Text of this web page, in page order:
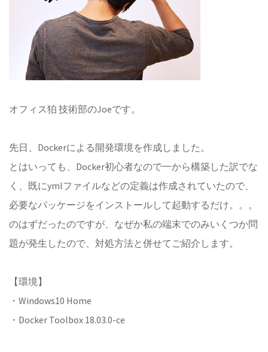
オフィス狛 技術部のJoeです。
先日、Dockerによる開発環境を作成しました。
とはいっても、Docker初心者なので一から構築した訳でな
く、既にymlファイルなどの定義は作成されていたので、
必要なパッケージをインストールして起動するだけ。。。
のはずだったのですが、なぜか私の端末でのみいくつか問
題が発生したので、対処方法と併せてご紹介します。
【環境】
・Windows10 Home
・Docker Toolbox 18.03.0-ce